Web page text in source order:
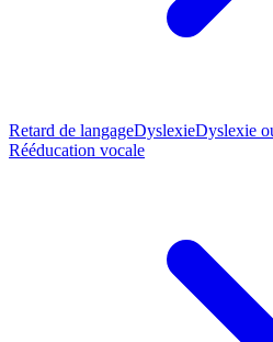
Retard de langageDyslexieDyslexie
Rééducation vocale